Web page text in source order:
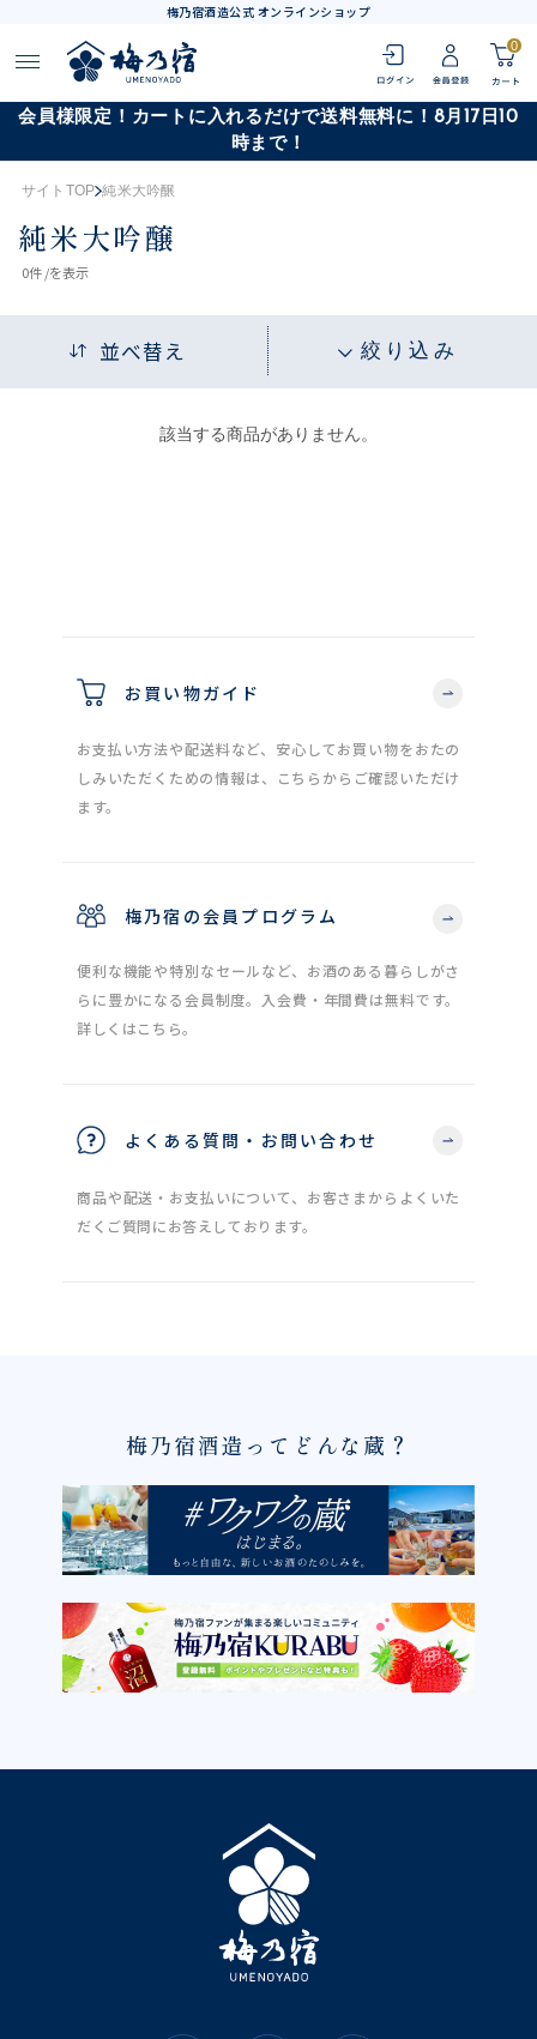
梅乃宿酒造公式 オンラインショップ
0
会員様限定！カートに入れるだけで送料無料に！8月17日10
時まで！
サイトTOP 純米大吟醸
純米大吟醸
0件 /を表示
並べ替え 絞り込み
該当する商品がありません。
お買い物ガイド
お支払い方法や配送料など、安心してお買い物をおたの
しみいただくための情報は、こちらからご確認いただけ
ます。
梅乃宿の会員プログラム
便利な機能や特別なセールなど、お酒のある暮らしがさ
らに豊かになる会員制度。入会費・年間費は無料です。
詳しくはこちら。
よくある質問・お問い合わせ
商品や配送・お支払いについて、お客さまからよくいた
だくご質問にお答えしております。
梅乃宿酒造ってどんな蔵？